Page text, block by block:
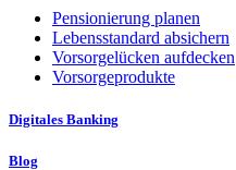
Pensionierung planen
Lebensstandard absichern
Vorsorgelücken aufdecken
Vorsorgeprodukte
Digitales Banking
Blog